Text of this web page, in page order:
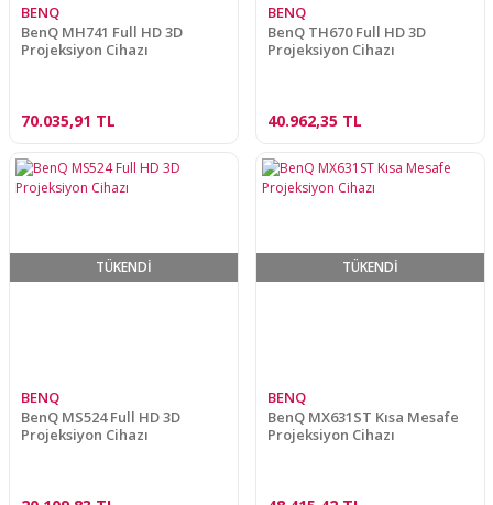
BENQ
BenQ MH741 Full HD 3D
Projeksiyon Cihazı
70.035,91 TL
BENQ
BenQ TH670 Full HD 3D
Projeksiyon Cihazı
40.962,35 TL
TÜKENDİ
BENQ
BenQ MS524 Full HD 3D
Projeksiyon Cihazı
TÜKENDİ
BENQ
BenQ MX631ST Kısa Mesafe
Projeksiyon Cihazı